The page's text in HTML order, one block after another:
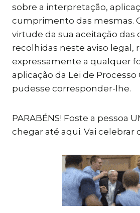
sobre a interpretação,
cumprimento das mesmas.
virtude da sua aceitação das
recolhidas neste aviso legal,
expressamente a qualquer
aplicação da Lei de Processo
pudesse corresponder-lhe.
PARABÉNS! Foste a pessoa
chegar até aqui. Vai celebrar